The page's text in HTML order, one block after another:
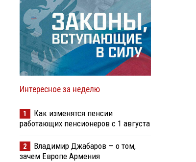
Интересное за неделю
1
Как изменятся пенсии
работающих пенсионеров с 1 августа
2
Владимир Джабаров — о том,
зачем Европе Армения